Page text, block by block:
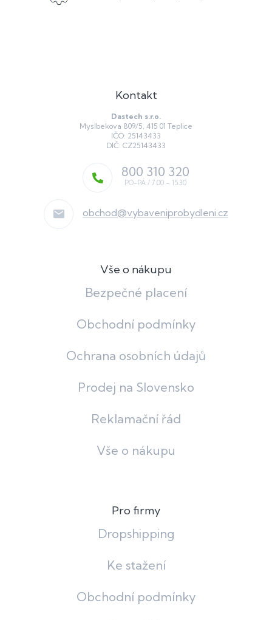
Kontakt
Dastech s.r.o.
Myslbekova 809/5, 415 01 Teplice
IČO: 25143433
DIČ: CZ25143433
obchod@vybaveniprobydleni.cz
800 310 320
Vše o nákupu
Bezpečné placení
Obchodní podmínky
Ochrana osobních údajů
Prodej na Slovensko
Reklamační řád
Vše o nákupu
Pro firmy
Dropshipping
Ke stažení
Obchodní podmínky